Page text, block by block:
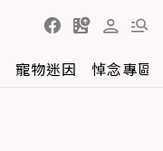
寵物迷因 悼念專區